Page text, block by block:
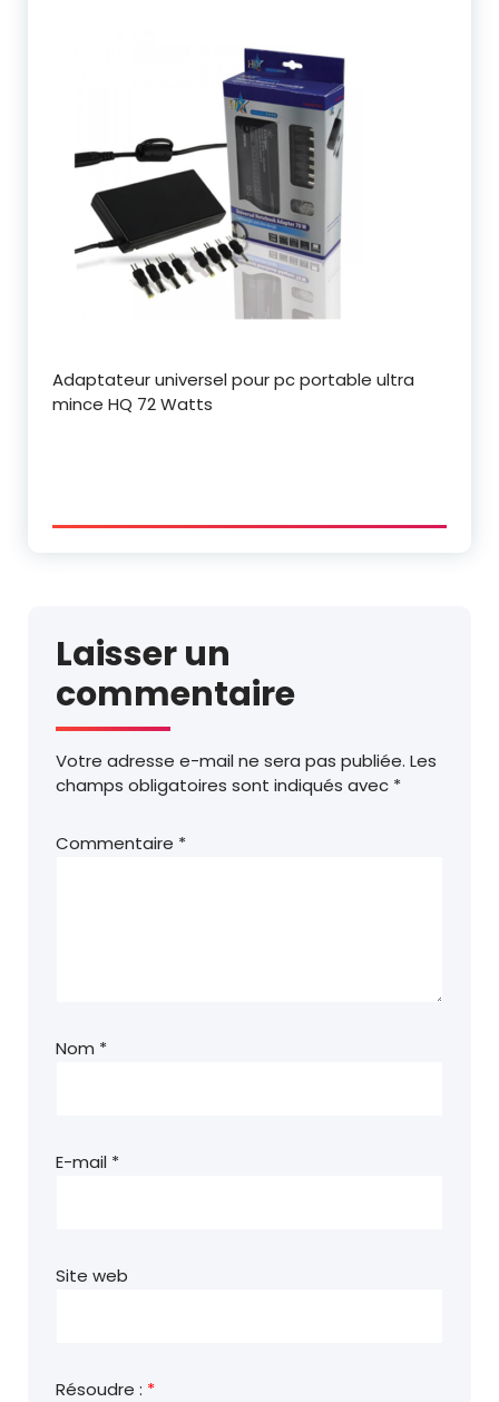
Adaptateur universel pour pc portable ultra
mince HQ 72 Watts
Laisser un
commentaire
Votre adresse e-mail ne sera pas publiée. Les
champs obligatoires sont indiqués avec *
Commentaire *
Nom *
E-mail *
Site web
Résoudre : *